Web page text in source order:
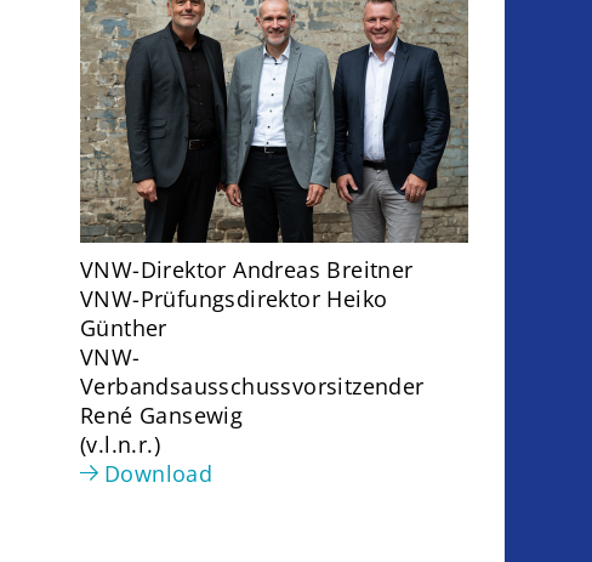
VNW-Direktor Andreas Breitner
VNW-Prüfungsdirektor Heiko
Günther
VNW-
Verbandsausschussvorsitzender
René Gansewig
(v.l.n.r.)
Download